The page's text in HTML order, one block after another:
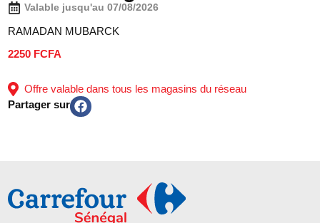
Valable jusqu'au 07/08/2026
RAMADAN MUBARCK
2250 FCFA
Offre valable dans tous les magasins du réseau
Partager sur